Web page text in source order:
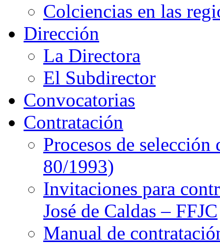
Colciencias en las
Dirección
La Directora
El Subdirector
Convocatorias
Contratación
Procesos de
80/1993)
Invitaciones para
José de Caldas – FFJC
Manual de